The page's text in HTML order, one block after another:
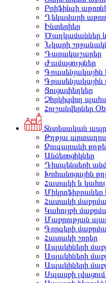
Բրիֆինգի
Ղեկավարի
Ինտերիեր
Ծաղկամաններ
Նկարի
Դարակաշարեր
Ժամացույցներ
Գրասենյակային
Գրասենյակային
Ցուցափեղկեր
Չհրկիզվող
Հուշանվերներ
Տնտեսական
Թղթյա
Զուգարանի
Անձեռոցիկներ
Դիսպենսերի
Խոհանոցային
Հատակի և
Միկրոֆիբրաներ
Հատակի
Կահույքի
Մաքրության
Գորգերի
Հատակի շորեր
Ապակիների
Ապակիների
Ապակիների
Սպասքի